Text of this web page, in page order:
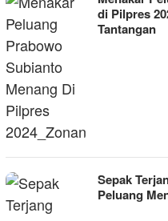
di Pilpres
Tantangan
Sepak
Peluang